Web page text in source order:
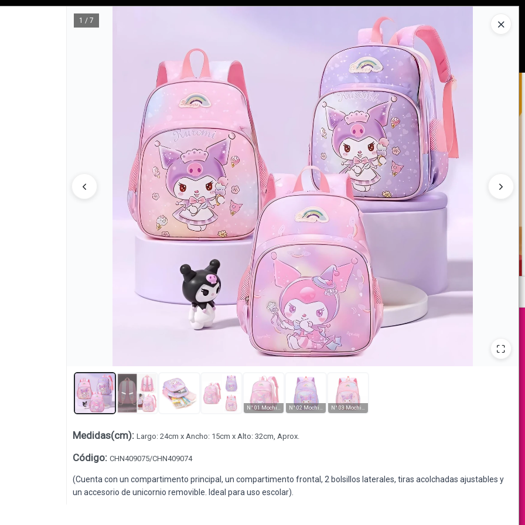
1 / 7
N° 01 Mochila Rosa "Kuromi Rosa" N° 02 Mochila Lila "Kuromi Lila" N° 03 Mochila Rosa "Kuromi Lila"
Medidas(cm): Largo: 24cm x Ancho: 15cm x Alto: 32cm, Aprox.
Código: CHN409075/CHN409074
(Cuenta con un compartimento principal, un compartimento frontal, 2 bolsillos laterales, tiras acolchadas ajustables y
un accesorio de unicornio removible. Ideal para uso escolar).
Tienda solo para
Ingresar a la Tienda
CÓMO COMPRAR QUIÉNES SOMOS CONTACTO
Lista vacía